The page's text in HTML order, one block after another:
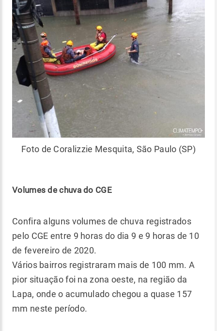
Foto de Coralizzie Mesquita, São Paulo (SP)
Volumes de chuva do CGE
Confira alguns volumes de chuva registrados
pelo CGE entre 9 horas do dia 9 e 9 horas de 10
de fevereiro de 2020.
Vários bairros registraram mais de 100 mm. A
pior situação foi na zona oeste, na região da
Lapa, onde o acumulado chegou a quase 157
mm neste período.